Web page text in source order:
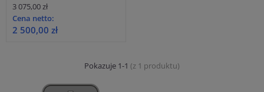
3 075,00 zł
Cena netto:
2 500,00 zł
Pokazuje 1-1 (z 1 produktu)